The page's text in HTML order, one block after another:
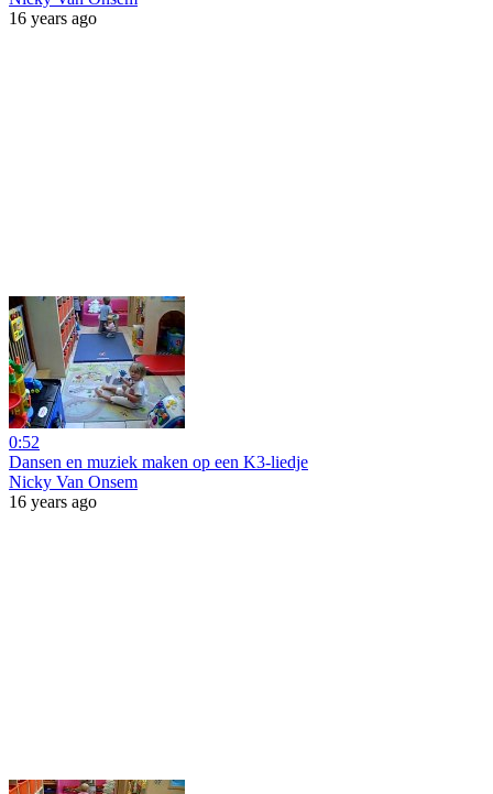
16 years ago
0:52
Dansen en muziek maken op een K3-liedje
Nicky Van Onsem
16 years ago